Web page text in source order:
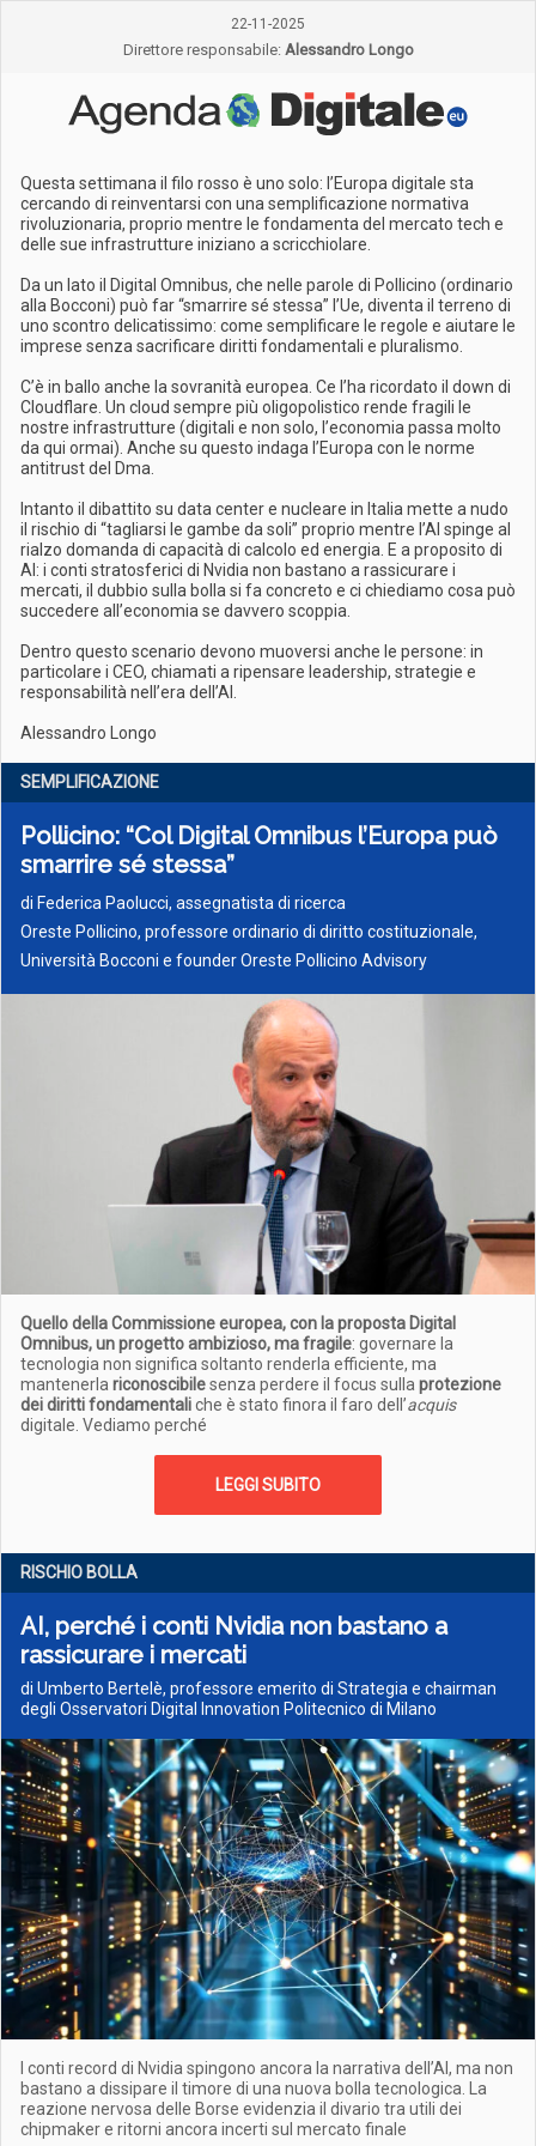
22-11-2025
Direttore responsabile: Alessandro Longo
Questa settimana il filo rosso è uno solo: l’Europa digitale sta
cercando di reinventarsi con una semplificazione normativa
rivoluzionaria, proprio mentre le fondamenta del mercato tech e
delle sue infrastrutture iniziano a scricchiolare.
Da un lato il Digital Omnibus, che nelle parole di Pollicino (ordinario
alla Bocconi) può far “smarrire sé stessa” l’Ue, diventa il terreno di
uno scontro delicatissimo: come semplificare le regole e aiutare le
imprese senza sacrificare diritti fondamentali e pluralismo.
C’è in ballo anche la sovranità europea. Ce l’ha ricordato il down di
Cloudflare. Un cloud sempre più oligopolistico rende fragili le
nostre infrastrutture (digitali e non solo, l’economia passa molto
da qui ormai). Anche su questo indaga l’Europa con le norme
antitrust del Dma.
Intanto il dibattito su data center e nucleare in Italia mette a nudo
il rischio di “tagliarsi le gambe da soli” proprio mentre l’AI spinge al
rialzo domanda di capacità di calcolo ed energia. E a proposito di
AI: i conti stratosferici di Nvidia non bastano a rassicurare i
mercati, il dubbio sulla bolla si fa concreto e ci chiediamo cosa può
succedere all’economia se davvero scoppia.
Dentro questo scenario devono muoversi anche le persone: in
particolare i CEO, chiamati a ripensare leadership, strategie e
responsabilità nell’era dell’AI.
Alessandro Longo
SEMPLIFICAZIONE
Pollicino: “Col Digital Omnibus l’Europa può
smarrire sé stessa”
di Federica Paolucci, assegnatista di ricerca
Oreste Pollicino, professore ordinario di diritto costituzionale,
Università Bocconi e founder Oreste Pollicino Advisory
Quello della Commissione europea, con la proposta Digital
Omnibus, un progetto ambizioso, ma fragile: governare la
tecnologia non significa soltanto renderla efficiente, ma
mantenerla riconoscibilesenza perdere il focus sulla protezione
dei diritti fondamentaliche è stato finora il faro dell’acquis
digitale. Vediamo perché
LEGGI SUBITO
RISCHIO BOLLA
AI, perché i conti Nvidia non bastano a
rassicurare i mercati
di Umberto Bertelè, professore emerito di Strategia e chairman
degli Osservatori Digital Innovation Politecnico di Milano
I conti record di Nvidia spingono ancora la narrativa dell’AI, ma non
bastano a dissipare il timore di una nuova bolla tecnologica. La
reazione nervosa delle Borse evidenzia il divario tra utili dei
chipmaker e ritorni ancora incerti sul mercato finale